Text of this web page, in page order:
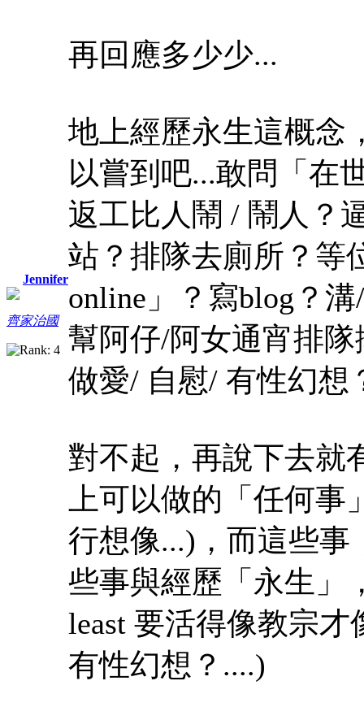
Jennifer
齊家治國
再回應多少少...
地上經歷永生這概念
以嘗到吧...敢問「在
返工比人鬧 / 鬧人？
站？排隊去廁所？等
online」？寫blog？
幫阿仔/阿女通宵排
做愛/ 自慰/ 有性幻想
對不起，再說下去就
上可以做的「任何
行想像...)，而這些事
些事與經歷「永生」
least 要活得像教宗才
有性幻想？....)